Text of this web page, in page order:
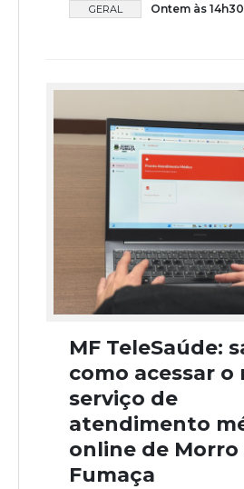
GERAL Ontem às 14h30
MF TeleSaúde:
como acessar o
serviço de
atendimento
online de Morro
Fumaça